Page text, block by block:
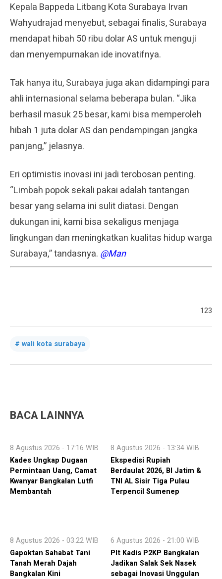
Kepala Bappeda Litbang Kota Surabaya Irvan
Wahyudrajad menyebut, sebagai finalis, Surabaya
mendapat hibah 50 ribu dolar AS untuk menguji
dan menyempurnakan ide inovatifnya.
Tak hanya itu, Surabaya juga akan didampingi para
ahli internasional selama beberapa bulan. “Jika
berhasil masuk 25 besar, kami bisa memperoleh
hibah 1 juta dolar AS dan pendampingan jangka
panjang,” jelasnya.
Eri optimistis inovasi ini jadi terobosan penting.
“Limbah popok sekali pakai adalah tantangan
besar yang selama ini sulit diatasi. Dengan
dukungan ini, kami bisa sekaligus menjaga
lingkungan dan meningkatkan kualitas hidup warga
Surabaya,” tandasnya. @Man
123
wali kota surabaya
BACA LAINNYA
8 Agustus 2026 - 17:16 WIB
Kades Ungkap Dugaan
Permintaan Uang, Camat
Kwanyar Bangkalan Lutfi
Membantah
8 Agustus 2026 - 13:34 WIB
Ekspedisi Rupiah
Berdaulat 2026, BI Jatim &
TNI AL Sisir Tiga Pulau
Terpencil Sumenep
8 Agustus 2026 - 03:22 WIB
Gapoktan Sahabat Tani
Tanah Merah Dajah
Bangkalan Kini
6 Agustus 2026 - 21:00 WIB
Plt Kadis P2KP Bangkalan
Jadikan Salak Sek Nasek
sebagai Inovasi Unggulan